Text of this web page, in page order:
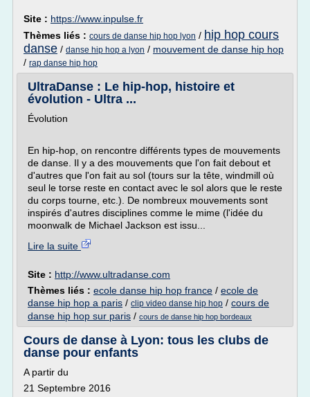
Site : https://www.inpulse.fr
Thèmes liés : cours de danse hip hop lyon / hip hop cours
danse / danse hip hop a lyon / mouvement de danse hip hop
/ rap danse hip hop
UltraDanse : Le hip-hop, histoire et
évolution - Ultra ...
Évolution
En hip-hop, on rencontre différents types de mouvements
de danse. Il y a des mouvements que l'on fait debout et
d'autres que l'on fait au sol (tours sur la tête, windmill où
seul le torse reste en contact avec le sol alors que le reste
du corps tourne, etc.). De nombreux mouvements sont
inspirés d'autres disciplines comme le mime (l'idée du
moonwalk de Michael Jackson est issu...
Lire la suite
Site : http://www.ultradanse.com
Thèmes liés : ecole danse hip hop france / ecole de
danse hip hop a paris / clip video danse hip hop / cours de
danse hip hop sur paris / cours de danse hip hop bordeaux
Cours de danse à Lyon: tous les clubs de
danse pour enfants
A partir du
21 Septembre 2016